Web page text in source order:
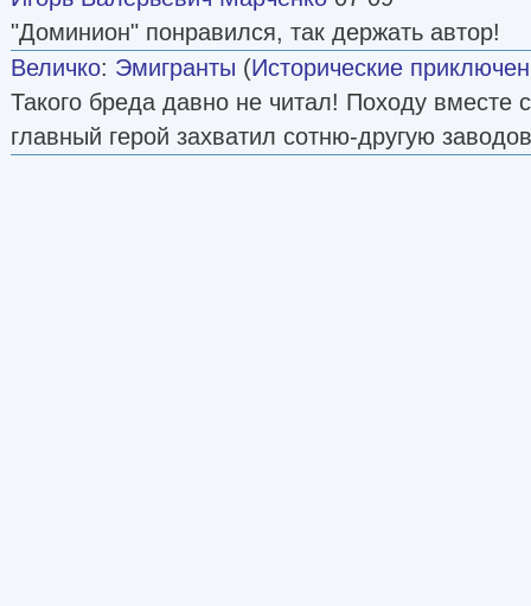
"Доминион" понравился, так держать автор!
Величко: Эмигранты (Исторические
Такого бреда давно не читал! Походу вместе
главный герой захватил сотню-другую